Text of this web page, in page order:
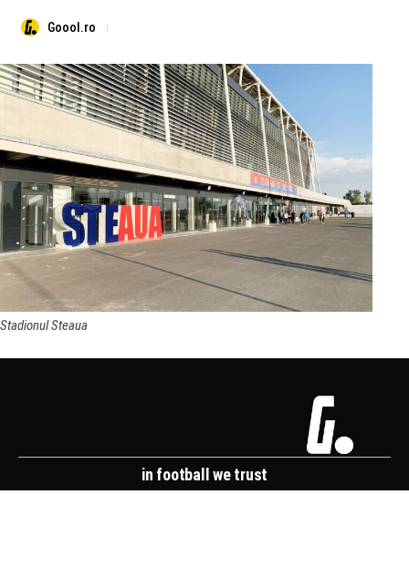
Goool.ro
Stadionul Steaua
in football we trust